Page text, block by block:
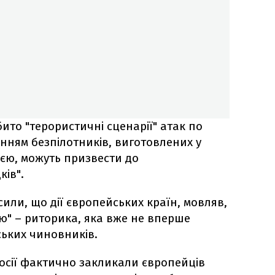
"терористичні сценарії" атак по
безпілотників, виготовлених у
можуть призвести до
що дії європейських країн, мовляв,
– риторика, яка вже не вперше
чиновників.
фактично закликали європейців